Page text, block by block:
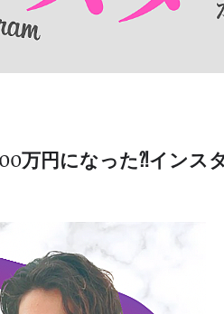
万円になった⁈イン